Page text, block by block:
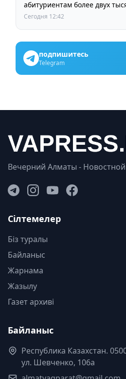
абитуриентам более двух
образовательных грантов
Сегодня 12:42
подпишитесь
Telegram
Вечерний Алматы - Новостной
Сілтемелер
Біз туралы
Байланыс
Жарнама
Жазылу
Газет архиві
Байланыс
Республика Казахстан.
ул. Шевченко, 106а